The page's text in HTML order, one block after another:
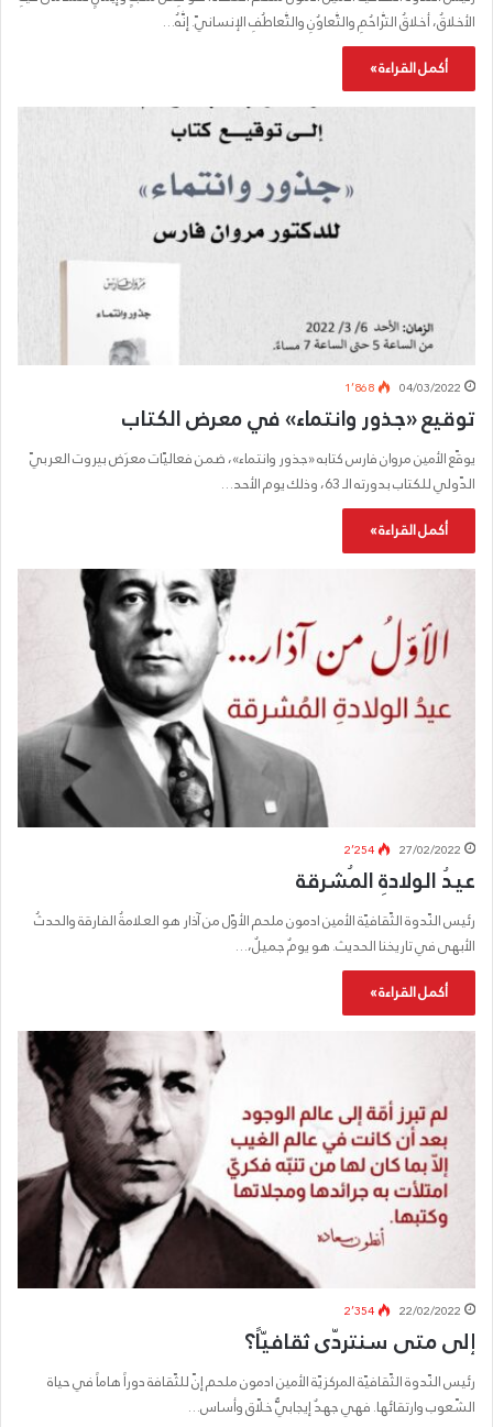
الأخلاقُ، أخلاقُ التَّراحُمِ والتَّعاوُنِ والتَّعاطُفِ الإنسانيّ. إنَّهُ…
أكمل القراءة »
04/03/2022 1٬868
توقيع «جذور وانتماء» في معرض الكتاب
يوقّع الأمين مروان فارس كتابه «جذور وانتماء»، ضمن فعاليّات معرَض بيروت العربيّ
الدّولي للكتاب بدورته الـ 63، وذلك يوم الأحد…
أكمل القراءة »
27/02/2022 2٬254
عيدُ الولادةِ المُشرقة
رئيس النّدوة الثّقافيّة الأمين ادمون ملحم الأوّل من آذار هو العلامةُ الفارقة والحدثُ
الأبهى في تاريخنا الحديث. هو يومٌ جميلٌ،…
أكمل القراءة »
22/02/2022 2٬354
إلى متى سنتردّى ثقافيّاً؟
رئيس النّدوة الثّقافيّة المركزيّة الأمين ادمون ملحم إنّ للثّقافة دوراً هاماً في حياة
الشّعوب وارتقائها. فهي جهدٌ إيجابيٌّ خلّاق وأساس…